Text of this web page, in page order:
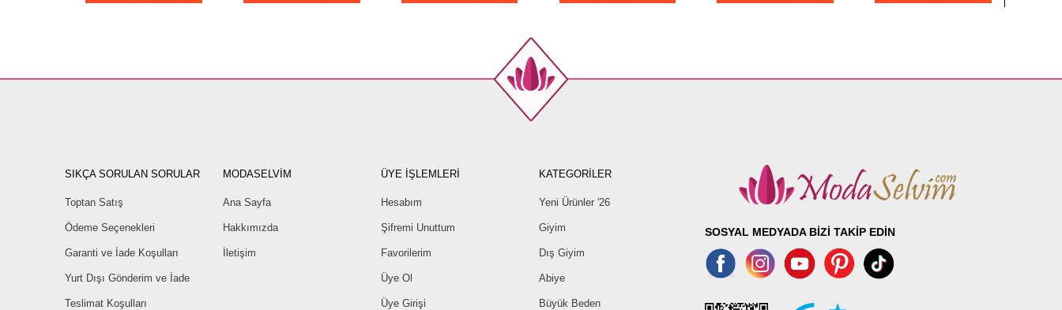
SIKÇA SORULAN SORULAR
Toptan Satış
Ödeme Seçenekleri
Garanti ve İade Koşulları
Yurt Dışı Gönderim ve İade
Teslimat Koşulları
MODASELVİM
Ana Sayfa
Hakkımızda
İletişim
ÜYE İŞLEMLERİ
Hesabım
Şifremi Unuttum
Favorilerim
Üye Ol
Üye Girişi
KATEGORİLER
Yeni Ürünler '26
Giyim
Dış Giyim
Abiye
Büyük Beden
SOSYAL MEDYADA BİZİ TAKİP EDİN